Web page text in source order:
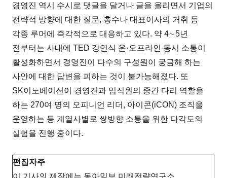
경영진 역시 수시로 댓글을 달거나 글을 올리면서 기업의
전략적 방향에 대한 질문, 총수나 대표이사의 거취 등
각종 루머에 즉각적으로 대응하고 있다. 약 4∼5년
전부터는 사내에 TED 강연식 온·오프라인 동시 소통이
활성화하면서 경영진이 다수의 구성원이 궁금해 하는
사안에 대한 답변을 피하는 것이 불가능해졌다. 또
SK이노베이션이 경영진과 임직원의 중간 다리 역할을
하는 270여 명의 오피니언 리더, 아이콘(iCON) 조직을
운영하는 등 계열사별로 쌍방향 소통을 위한 다각도의
실험을 진행 중이다.
편집자주
이 기사의 제작에는 동아일보 미래전략연구소